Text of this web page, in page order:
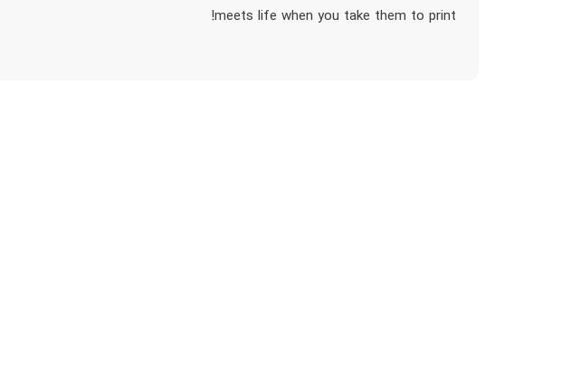
meets life when you take them to print!